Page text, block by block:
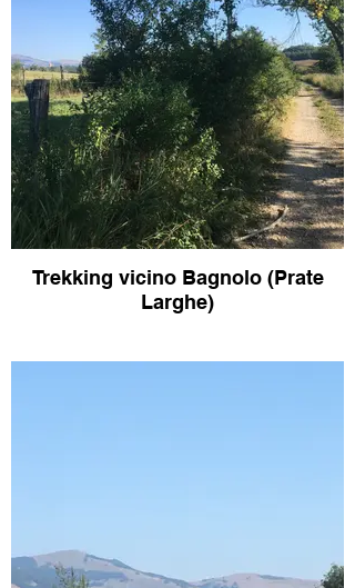
Trekking vicino Bagnolo (Prate
Larghe)